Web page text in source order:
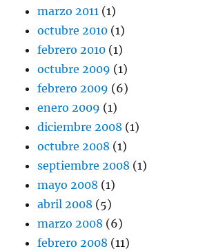
marzo 2011 (1)
octubre 2010 (1)
febrero 2010 (1)
octubre 2009 (1)
febrero 2009 (6)
enero 2009 (1)
diciembre 2008 (1)
octubre 2008 (1)
septiembre 2008 (1)
mayo 2008 (1)
abril 2008 (5)
marzo 2008 (6)
febrero 2008 (11)